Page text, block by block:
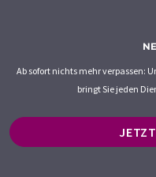
Ab sofort nichts mehr verpassen:
bringt Sie jeden